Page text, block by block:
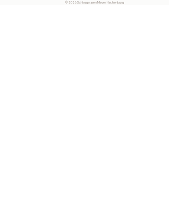
© 2026 Schlosspraxen Meyer Hachenburg